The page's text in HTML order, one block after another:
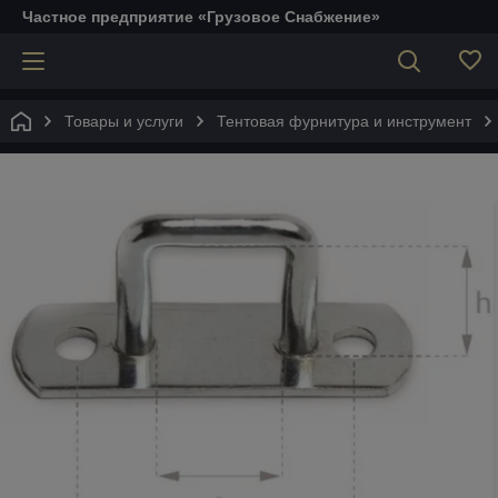
Частное предприятие «Грузовое Снабжение»
Товары и услуги Тентовая фурнитура и инструмент